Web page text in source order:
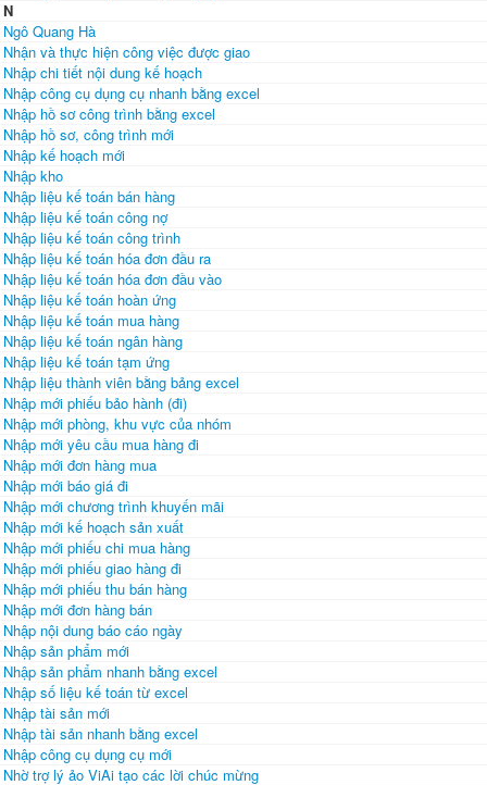
N
Ngô Quang Hà
Nhận và thực hiện công việc được giao
Nhập chi tiết nội dung kế hoạch
Nhập công cụ dụng cụ nhanh bằng excel
Nhập hồ sơ công trình bằng excel
Nhập hồ sơ, công trình mới
Nhập kế hoạch mới
Nhập kho
Nhập liệu kế toán bán hàng
Nhập liệu kế toán công nợ
Nhập liệu kế toán công trình
Nhập liệu kế toán hóa đơn đầu ra
Nhập liệu kế toán hóa đơn đầu vào
Nhập liệu kế toán hoàn ứng
Nhập liệu kế toán mua hàng
Nhập liệu kế toán ngân hàng
Nhập liệu kế toán tạm ứng
Nhập liệu thành viên bằng bảng excel
Nhập mới phiếu bảo hành (đi)
Nhập mới phòng, khu vực của nhóm
Nhập mới yêu cầu mua hàng đi
Nhập mới đơn hàng mua
Nhập mới báo giá đi
Nhập mới chương trình khuyến mãi
Nhập mới kế hoạch sản xuất
Nhập mới phiếu chi mua hàng
Nhập mới phiếu giao hàng đi
Nhập mới phiếu thu bán hàng
Nhập mới đơn hàng bán
Nhập nội dung báo cáo ngày
Nhập sản phẩm mới
Nhập sản phẩm nhanh bằng excel
Nhập số liệu kế toán từ excel
Nhập tài sản mới
Nhập tài sản nhanh bằng excel
Nhập công cụ dụng cụ mới
Nhờ trợ lý ảo ViAi tạo các lời chúc mừng